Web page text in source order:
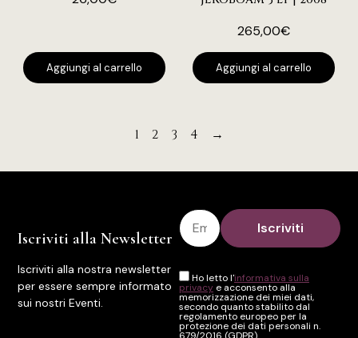
Aggiungi al carrello
265,00€
Aggiungi al carrello
1 2 3 4 →
Iscriviti alla Newsletter
Iscriviti alla nostra newsletter
per essere sempre informato
sui nostri Eventi.
Ho letto l'informativa sulla
privacy e acconsento alla
memorizzazione dei miei dati,
secondo quanto stabilito dal
regolamento europeo per la
protezione dei dati personali n.